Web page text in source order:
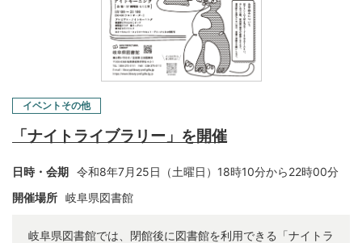
イベントその他
「ナイトライブラリー」を開催
日時・会期 令和8年7月25日（土曜日）18時10分から22時00分
開催場所 岐阜県図書館
岐阜県図書館では、閉館後に図書館を利用できる「ナイトラ